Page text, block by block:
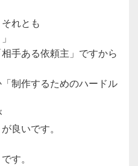
れとも
手ある依頼主」ですから
制作するためのハードル
良いです。
す。